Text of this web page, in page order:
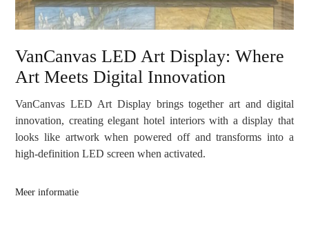
VanCanvas LED Art Display: Where
Art Meets Digital Innovation
VanCanvas LED Art Display brings together art and digital
innovation, creating elegant hotel interiors with a display that
looks like artwork when powered off and transforms into a
high-definition LED screen when activated.
Meer informatie